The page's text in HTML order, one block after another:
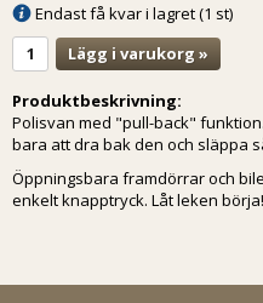
Endast få kvar i lagret (1 st)
Lägg i varukorg »
Produktbeskrivning:
Polisvan med "pull-back"
bara att dra bak den och släppa
Öppningsbara framdörrar och
enkelt knapptryck. Låt leken börja!